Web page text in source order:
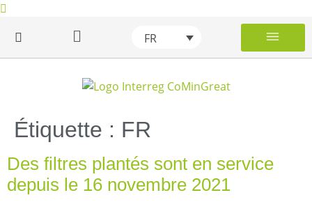
FR
Étiquette : FR
Des filtres plantés sont en service
depuis le 16 novembre 2021